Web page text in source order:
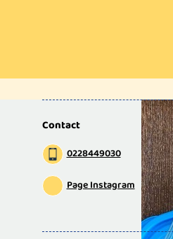
Contact
0228449030
Page Instagram